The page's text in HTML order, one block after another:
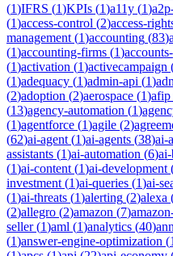
(1)IFRS (1)KPIs (1)a11y (1)
(1)access-control (2)access-
management (1)accounting (83)
(1)accounting-firms (1)
(1)activation (1)activecampaign
(1)adequacy (1)admin-api (1)
(2)adoption (2)aerospace (1)afip
(13)agency-automation (1)
(1)agentforce (1)agile (2)
(62)ai-agent (1)ai-agents (38)ai-
assistants (1)ai-automation (6)
(1)ai-content (1)ai-development
investment (1)ai-queries (1)ai-
(1)ai-threats (1)alerting (2)alexa
(2)allegro (2)amazon (7)
seller(1)aml (1)analytics (40)
(1)answer-engine-optimization (1